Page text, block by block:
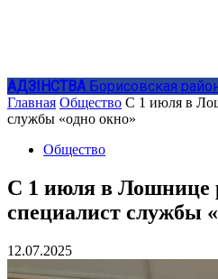
АДЗIНСТВА Борисовская
Главная Общество С 1 июля в
службы «одно окно»
Общество
С 1 июля в Лошнице
специалист службы
12.07.2025